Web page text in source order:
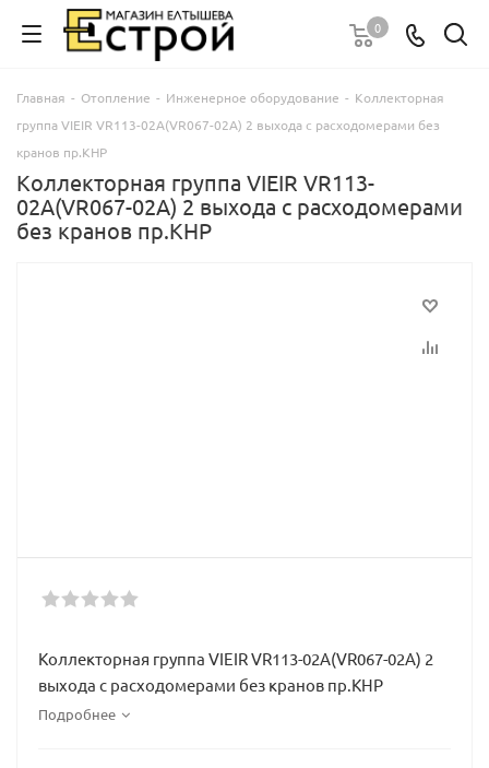
0
Главная - Отопление - Инженерное оборудование - Коллекторная
группа VIEIR VR113-02А(VR067-02A) 2 выхода с расходомерами без
кранов пр.КНР
Коллекторная группа VIEIR VR113-
02А(VR067-02A) 2 выхода с расходомерами
без кранов пр.КНР
Коллекторная группа VIEIR VR113-02А(VR067-02A) 2
выхода с расходомерами без кранов пр.КНР
Подробнее